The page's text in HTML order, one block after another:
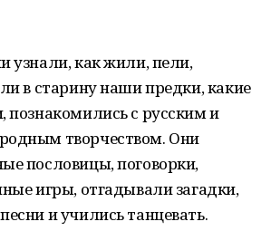
узнали, как жили, пели,
в старину наши предки, какие
познакомились с русским и
творчеством. Они
пословицы, поговорки,
игры, отгадывали загадки,
и учились танцевать.